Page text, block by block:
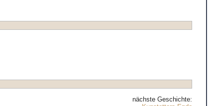
nächste Geschichte: